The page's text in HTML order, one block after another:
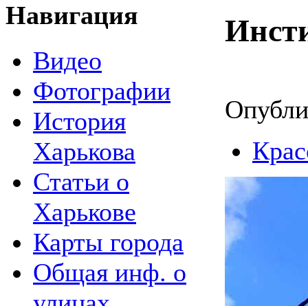
Навигация
Видео
Фотографии
История
Харькова
Статьи о
Харькове
Карты города
Общая инф. о